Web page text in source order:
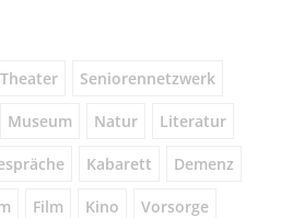
Theater Seniorennetzwerk
Museum Natur Literatur
Kabarett Demenz
Film Kino Vorsorge